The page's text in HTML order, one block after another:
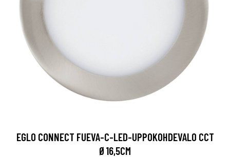
EGLO CONNECT FUEVA-C-LED-UPPOKOHDEVALO CCT
Ø16,5CM